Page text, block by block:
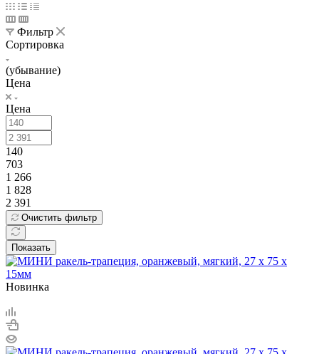
Фильтр
Сортировка
(убывание)
Цена
Цена
140
703
1 266
1 828
2 391
Очистить фильтр
Показать
Новинка